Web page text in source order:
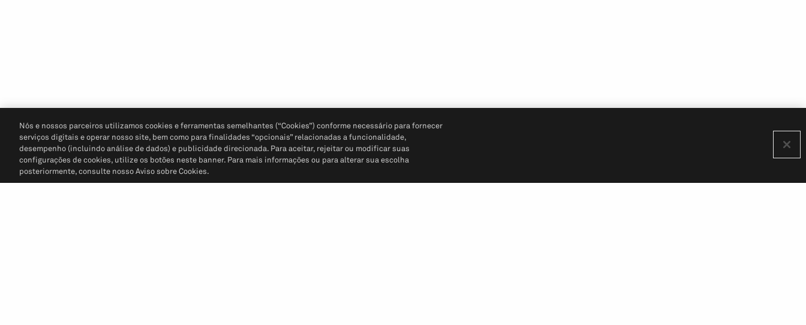
Nós e nossos parceiros utilizamos cookies e ferramentas semelhantes (“Cookies”) conforme necessário para fornecer
serviços digitais e operar nosso site, bem como para finalidades “opcionais” relacionadas a funcionalidade,
desempenho (incluindo análise de dados) e publicidade direcionada. Para aceitar, rejeitar ou modificar suas
configurações de cookies, utilize os botões neste banner. Para mais informações ou para alterar sua escolha
posteriormente, consulte nosso Aviso sobre Cookies.